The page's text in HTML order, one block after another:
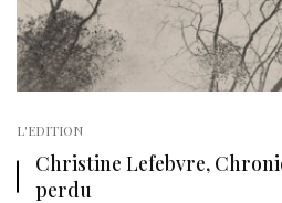
L'EDITION
Christine Lefebvre,
perdu